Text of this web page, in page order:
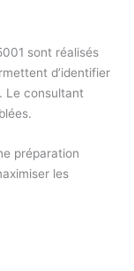
sont réalisés
d’identifier
Le consultant
préparation
les